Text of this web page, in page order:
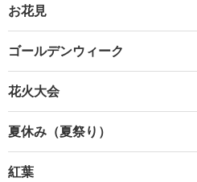
お花見
ゴールデンウィーク
花火大会
夏休み（夏祭り）
紅葉